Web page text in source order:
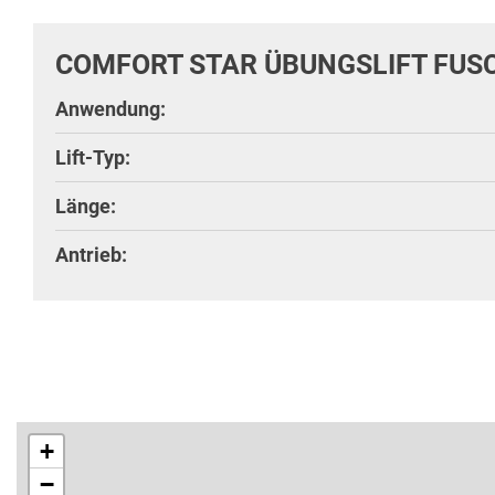
COMFORT STAR ÜBUNGSLIFT
Anwendung:
Lift-Typ:
Länge:
Antrieb:
+
−